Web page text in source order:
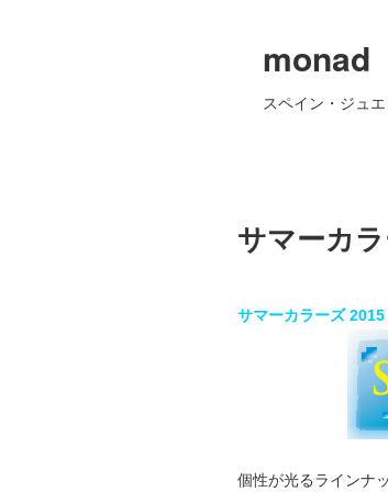
monad
スペイン・ジュ
サマーカ
サマーカラーズ 2015
個性が光るラインナ